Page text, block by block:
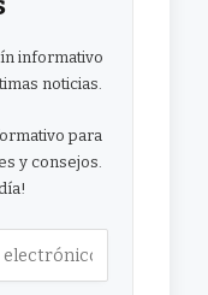
informativo
noticias.
para
y consejos.